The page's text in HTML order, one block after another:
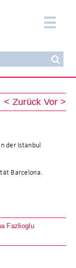
< Zurück Vor >
der Istanbul
Barcelona.
Fazlioglu